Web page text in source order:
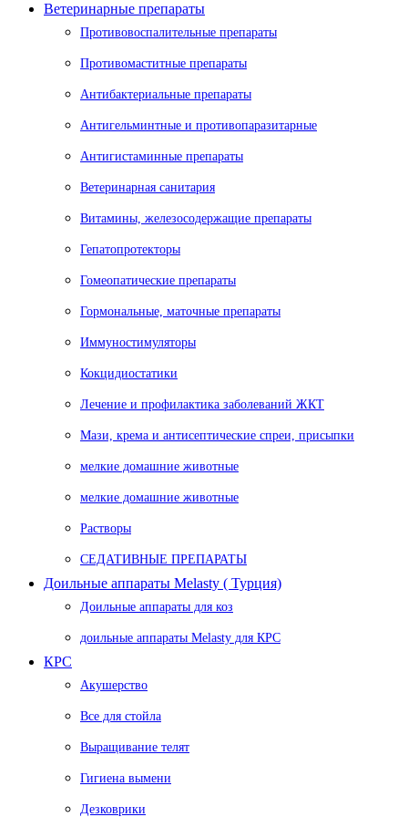
Ветеринарные препараты
Противовоспалительные препараты
Противомаститные препараты
Антибактериальные препараты
Антигельминтные и противопаразитарные
Антигистаминные препараты
Ветеринарная санитария
Витамины, железосодержащие препараты
Гепатопротекторы
Гомеопатические препараты
Гормональные, маточные препараты
Иммуностимуляторы
Кокцидиостатики
Лечение и профилактика заболеваний ЖКТ
Мази, крема и антисептические спреи, присыпки
мелкие домашние животные
мелкие домашние животные
Растворы
СЕДАТИВНЫЕ ПРЕПАРАТЫ
Доильные аппараты Melasty ( Турция)
Доильные аппараты для коз
доильные аппараты Melasty для КРС
КРС
Акушерство
Все для стойла
Выращивание телят
Гигиена вымени
Дезковрики